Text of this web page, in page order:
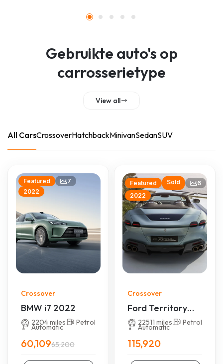
Gebruikte auto's op
carrosserietype
View all
All CarsCrossoverHatchbackMinivanSedanSUV
Featured
7
2022
Crossover
BMW i7 2022
2204 miles Petrol
Automatic
60,10965,200
Featured Sold
6
2022
Crossover
Ford Territory
Titanium X
22511 miles Petrol
Automatic
115,920